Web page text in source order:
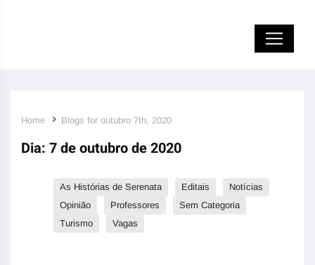
Home Blogs for outubro 7th, 2020
Dia: 7 de outubro de 2020
As Histórias de Serenata Editais
Notícias
Opinião
Professores
Sem Categoria
Turismo
Vagas